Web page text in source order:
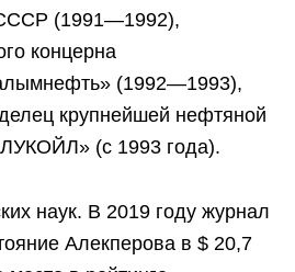
(1991—1992),
концерна
(1992—1993),
крупнейшей нефтяной
(с 1993 года).
наук. В 2019 году журнал
Алекперова в $ 20,7